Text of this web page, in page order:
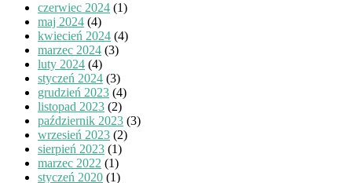
czerwiec 2024 (1)
maj 2024 (4)
kwiecień 2024 (4)
marzec 2024 (3)
luty 2024 (4)
styczeń 2024 (3)
grudzień 2023 (4)
listopad 2023 (2)
październik 2023 (3)
wrzesień 2023 (2)
sierpień 2023 (1)
marzec 2022 (1)
styczeń 2020 (1)